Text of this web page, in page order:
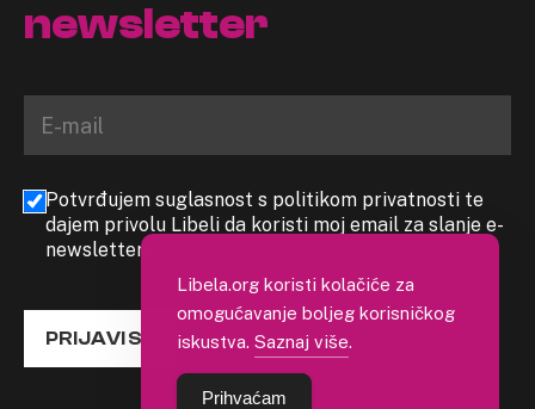
newsletter
Potvrđujem suglasnost s politikom privatnosti te
dajem privolu Libeli da koristi moj email za slanje e-
newslettera
PRIJAVI SE
Libela.org koristi kolačiće za
omogućavanje boljeg korisničkog
iskustva. Saznaj više.
Prihvaćam